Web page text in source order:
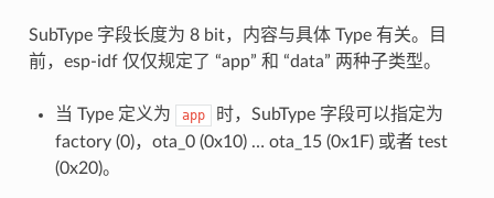
SubType 字段长度为 8 bit，内容与具体 Type 有关。目
前，esp-idf 仅仅规定了 “app” 和 “data” 两种子类型。
当 Type 定义为 app
时，SubType 字段可以指定为
factory (0)，ota_0 (0x10) … ota_15 (0x1F) 或者 test
(0x20)。